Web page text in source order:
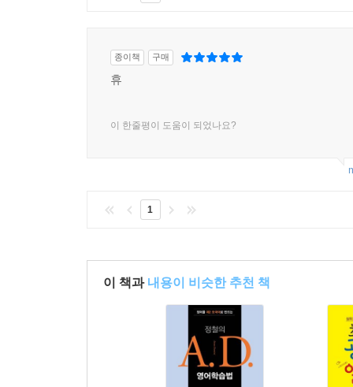
종이책 구매
휴
이 한줄평이 도움이 되었나요?
1
이 책과 내용이 비슷한 추천 책